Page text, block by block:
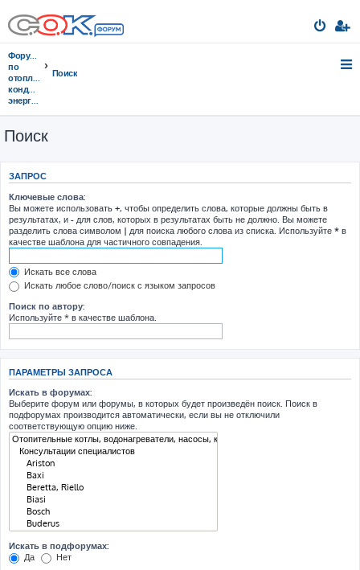
Форумы
по
отоплению,
кондиционированию,
энергосбережению
Поиск
Поиск
ЗАПРОС
Ключевые слова:
Вы можете использовать +, чтобы определить слова, которые должны быть в
результатах, и - для слов, которых в результатах быть не должно. Вы можете
разделить слова символом | для поиска любого слова из списка. Используйте * в
качестве шаблона для частичного совпадения.
Искать все слова
Искать любое слово/поиск с языком запросов
Поиск по автору:
Используйте * в качестве шаблона.
ПАРАМЕТРЫ ЗАПРОСА
Искать в форумах:
Выберите форум или форумы, в которых будет произведён поиск. Поиск в
подфорумах производится автоматически, если вы не отключили
соответствующую опцию ниже.
Искать в подфорумах:
Да
Нет